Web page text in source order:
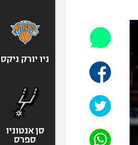
ניו יורק ניקס
סן אנטוניו
ספרס